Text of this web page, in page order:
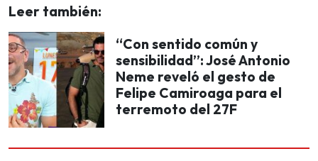
Leer también:
“Con sentido común y
sensibilidad”: José Antonio
Neme reveló el gesto de
Felipe Camiroaga para el
terremoto del 27F